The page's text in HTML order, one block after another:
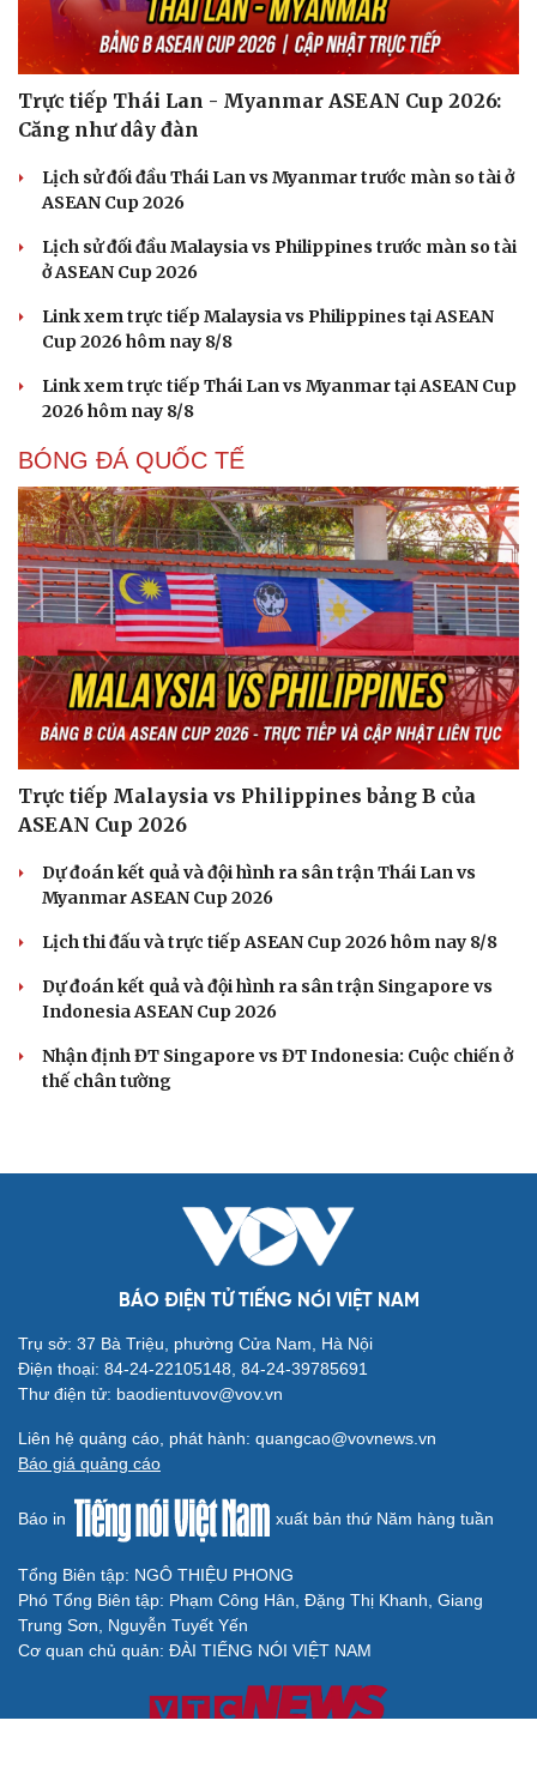
Trực tiếp Thái Lan - Myanmar ASEAN Cup 2026:
Căng như dây đàn
Lịch sử đối đầu Thái Lan vs Myanmar trước màn so tài ở
ASEAN Cup 2026
Lịch sử đối đầu Malaysia vs Philippines trước màn so tài
ở ASEAN Cup 2026
Link xem trực tiếp Malaysia vs Philippines tại ASEAN
Cup 2026 hôm nay 8/8
Link xem trực tiếp Thái Lan vs Myanmar tại ASEAN Cup
2026 hôm nay 8/8
BÓNG ĐÁ QUỐC TẾ
Trực tiếp Malaysia vs Philippines bảng B của
ASEAN Cup 2026
Dự đoán kết quả và đội hình ra sân trận Thái Lan vs
Myanmar ASEAN Cup 2026
Lịch thi đấu và trực tiếp ASEAN Cup 2026 hôm nay 8/8
Dự đoán kết quả và đội hình ra sân trận Singapore vs
Indonesia ASEAN Cup 2026
Nhận định ĐT Singapore vs ĐT Indonesia: Cuộc chiến ở
thế chân tường
BÁO ĐIỆN TỬ TIẾNG NÓI VIỆT NAM
Trụ sở: 37 Bà Triệu, phường Cửa Nam, Hà Nội
Điện thoại: 84-24-22105148, 84-24-39785691
Thư điện tử: baodientuvov@vov.vn
Liên hệ quảng cáo, phát hành: quangcao@vovnews.vn
Báo giá quảng cáo
Báo in xuất bản thứ Năm hàng tuần
Tổng Biên tập: NGÔ THIỆU PHONG
Phó Tổng Biên tập: Phạm Công Hân, Đặng Thị Khanh, Giang
Trung Sơn, Nguyễn Tuyết Yến
Cơ quan chủ quản: ĐÀI TIẾNG NÓI VIỆT NAM